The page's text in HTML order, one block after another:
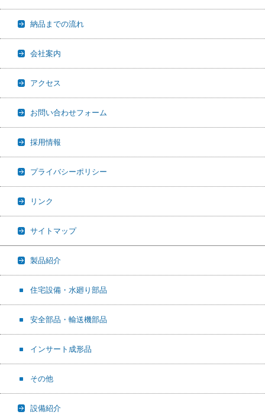
納品までの流れ
会社案内
アクセス
お問い合わせフォーム
採用情報
プライバシーポリシー
リンク
サイトマップ
製品紹介
住宅設備・水廻り部品
安全部品・輸送機部品
インサート成形品
その他
設備紹介